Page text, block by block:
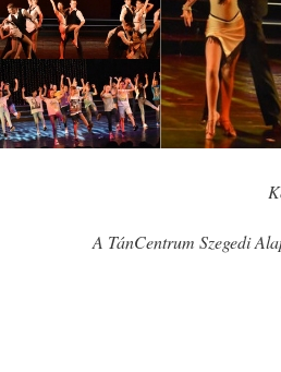
A TánCentrum Szegedi